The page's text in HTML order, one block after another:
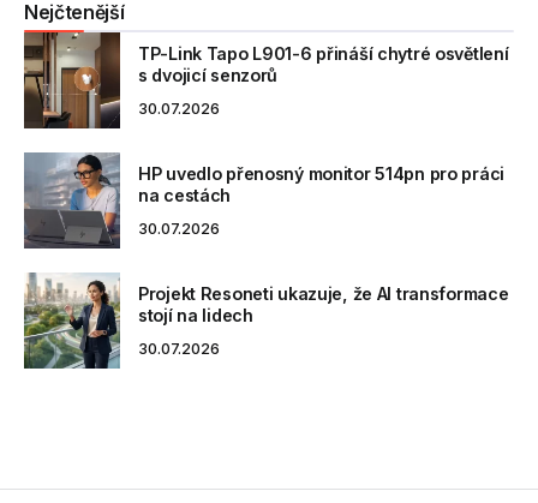
Nejčtenější
TP-Link Tapo L901-6 přináší chytré osvětlení
s dvojicí senzorů
30.07.2026
HP uvedlo přenosný monitor 514pn pro práci
na cestách
30.07.2026
Projekt Resoneti ukazuje, že AI transformace
stojí na lidech
30.07.2026